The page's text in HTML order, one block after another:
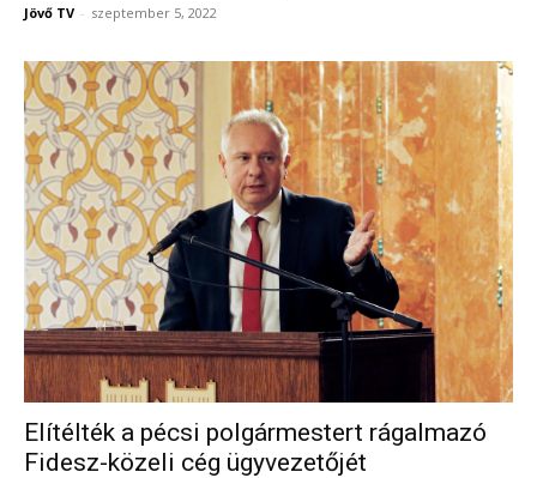
Jövő TV - szeptember 5, 2022
Elítélték a pécsi polgármestert rágalmazó
Fidesz-közeli cég ügyvezetőjét